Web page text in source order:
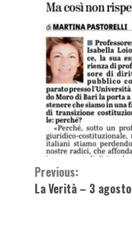
Continue
Reading
Previous:
La Verità – 3